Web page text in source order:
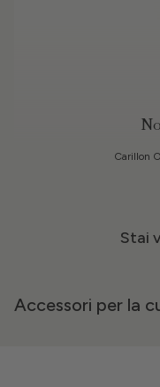
Carillon
Stai
Accessori per la